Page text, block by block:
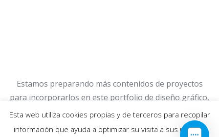
Estamos preparando más contenidos de proyectos
para incorporarlos en este portfolio de diseño gráfico,
muy pronto los iremos publicando 😉
Esta web utiliza cookies propias y de terceros para recopilar
información que ayuda a optimizar su visita a sus páginas